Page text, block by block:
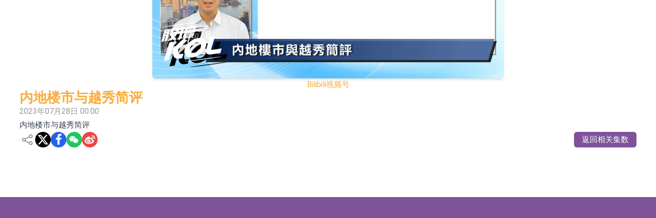
依米康：海外交付以东南亚、中东市场为主 并已取得欧美相关认证
上交所：财通多策略福鑫定期开放灵活配置混合型发起式证券投资基金临时停牌
上交所：景顺长城全球半导体芯片产业股票型证券投资基金临时停牌
【异动股】港股跌幅榜前十，卡森国际(00496.HK)跌22.40%，九福来(08611.HK)跌21.01%
【异动股】港股涨幅榜前十，拿森科技(02261.HK)涨+75.05%，辰兴发展(02286.HK)涨+64.91%
神火股份：新疆神火铝水转化率已100%
【异动股】焦炭Ⅲ板块下挫，陕西黑猫(601015.CN)跌8.38%
浙江证监局对财通证券股份有限公司采取出具警示函措施
Bilibili视频号
内地楼市与越秀简评
2023年07月28日 00:00
内地楼市与越秀简评
返回相关集数